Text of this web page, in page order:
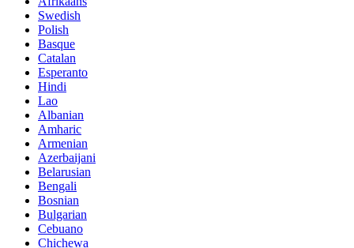
Swedish
Polish
Basque
Catalan
Esperanto
Hindi
Lao
Albanian
Amharic
Armenian
Azerbaijani
Belarusian
Bengali
Bosnian
Bulgarian
Cebuano
Chichewa